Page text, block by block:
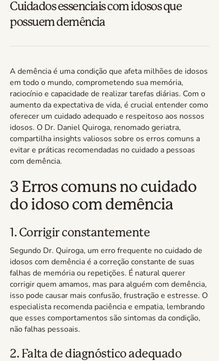
Cuidados essenciais com idosos que
possuem demência
A demência é uma condição que afeta milhões de idosos
em todo o mundo, comprometendo sua memória,
raciocínio e capacidade de realizar tarefas diárias. Com o
aumento da expectativa de vida, é crucial entender como
oferecer um cuidado adequado e respeitoso aos nossos
idosos. O Dr. Daniel Quiroga, renomado geriatra,
compartilha insights valiosos sobre os erros comuns a
evitar e práticas recomendadas no cuidado a pessoas
com demência.
3 Erros comuns no cuidado
do idoso com demência
1. Corrigir constantemente
Segundo Dr. Quiroga, um erro frequente no cuidado de
idosos com demência é a correção constante de suas
falhas de memória ou repetições. É natural querer
corrigir quem amamos, mas para alguém com demência,
isso pode causar mais confusão, frustração e estresse. O
especialista recomenda paciência e empatia, lembrando
que esses comportamentos são sintomas da condição,
não falhas pessoais.
2. Falta de diagnóstico adequado